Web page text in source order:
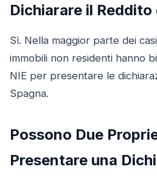
Dichiarare il
Sì. Nella maggior parte dei
immobili non residenti hanno
NIE per presentare le
Spagna.
Possono Due
Presentare una